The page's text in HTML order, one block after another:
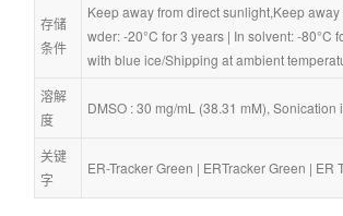
存储
条件
Keep away from direct sunlight,Keep
wder: -20°C for 3 years | In solvent: -80°C
with blue ice/Shipping at ambient
溶解
度
DMSO : 30 mg/mL (38.31 mM), Sonication
关键
字
ER-Tracker Green | ERTracker Green | ER